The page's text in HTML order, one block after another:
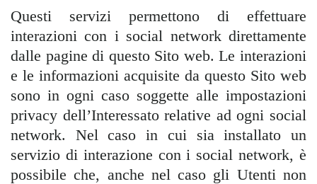
Questi servizi permettono di effettuare
interazioni con i social network direttamente
dalle pagine di questo Sito web. Le interazioni
e le informazioni acquisite da questo Sito web
sono in ogni caso soggette alle impostazioni
privacy dell’Interessato relative ad ogni social
network. Nel caso in cui sia installato un
servizio di interazione con i social network, è
possibile che, anche nel caso gli Utenti non